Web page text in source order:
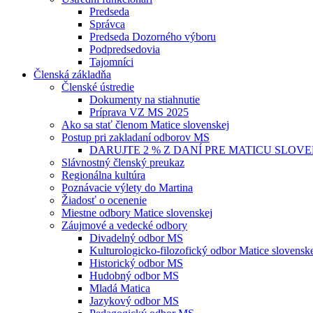
Predseda
Správca
Predseda Dozorného výboru
Podpredsedovia
Tajomníci
Členská základňa
Členské ústredie
Dokumenty na stiahnutie
Príprava VZ MS 2025
Ako sa stať členom Matice slovenskej
Postup pri zakladaní odborov MS
DARUJTE 2 % Z DANÍ PRE MATICU
Slávnostný členský preukaz
Regionálna kultúra
Poznávacie výlety do Martina
Žiadosť o ocenenie
Miestne odbory Matice slovenskej
Záujmové a vedecké odbory
Divadelný odbor MS
Kulturologicko-filozofický odbor Matice
Historický odbor MS
Hudobný odbor MS
Mladá Matica
Jazykový odbor MS